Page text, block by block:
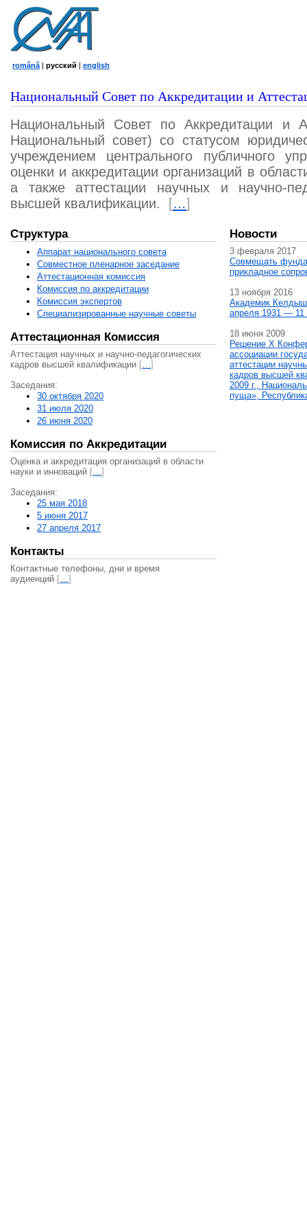
română | русский | english
Национальный Совет по Аккредитации и
Национальный Совет по Аккредитации и
Национальный совет) со статусом
учреждением центрального публичного
оценки и аккредитации организаций в
а также аттестации научных и научно-
высшей квалификации.
[…]
Структура
Аппарат национального совета
Совместное пленарное заседание
Аттестационная комисcия
Комиссия по аккредитации
Комиссия экспертов
Специализированные научные советы
Аттестационная Комиссия
Аттестация научных и научно-педагогических
кадров высшей квалификации […]
Заседания:
30 октября 2020
31 июля 2020
26 июня 2020
Комиссия по Аккредитации
Оценка и аккредитация организаций в области
науки и инноваций […]
Заседания:
25 мая 2018
5 июня 2017
27 апреля 2017
Контакты
Контактные телефоны, дни и время
аудиенций […]
Новости
3 февраля 2017
Совмещать
прикладное
13 ноября 2016
Академик
апреля 1931 — 11
18 июня 2009
Решение X
ассоциации
аттестации
кадров высшей
2009 г.,
пуща»,